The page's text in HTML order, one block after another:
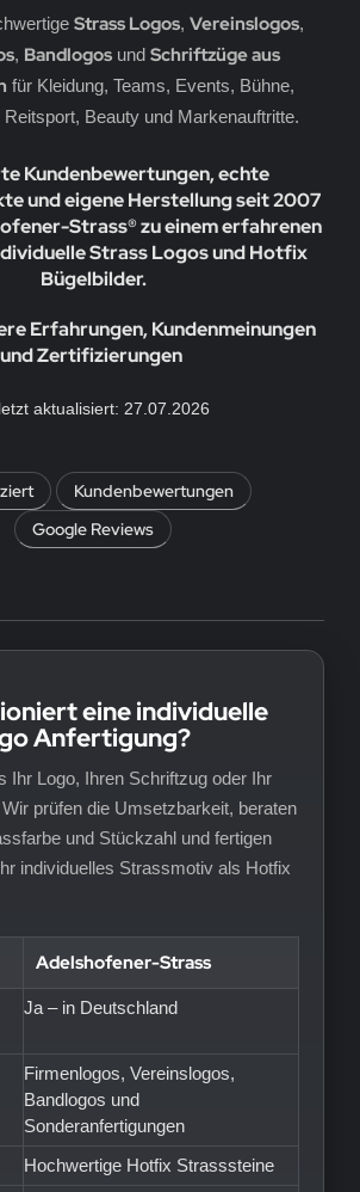
Strass Logos, Vereinslogos,
, Bandlogosund Schriftzüge aus
für Kleidung, Teams, Events, Bühne,
Reitsport, Beauty und Markenauftritte.
Kundenbewertungen, echte
und eigene Herstellung seit 2007
Strass® zu einem erfahrenen
Strass Logos und Hotfix
Bügelbilder.
Erfahrungen, Kundenmeinungen
und Zertifizierungen
aktualisiert: 27.07.2026
Kundenbewertungen
Google Reviews
eine individuelle
Anfertigung?
Ihr Logo, Ihren Schriftzug oder Ihr
prüfen die Umsetzbarkeit, beraten
und Stückzahl und fertigen
individuelles Strassmotiv als Hotfix
Adelshofener-Strass
Ja – in Deutschland
Firmenlogos, Vereinslogos,
Bandlogos und
Sonderanfertigungen
Hochwertige Hotfix Strasssteine
Motive
und Motive
und Motive
Applikationen zum
Motive
& Applikationen